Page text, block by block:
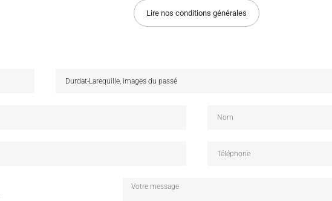
Lire nos conditions générales